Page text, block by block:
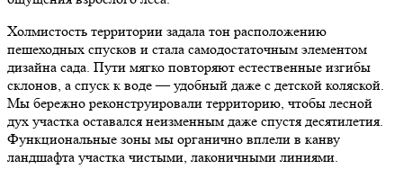
Холмистость территории задала тон расположению
пешеходных спусков и стала самодостаточным элементом
дизайна сада. Пути мягко повторяют естественные изгибы
склонов, а спуск к воде — удобный даже с детской коляской.
Мы бережно реконструировали территорию, чтобы лесной
дух участка оставался неизменным даже спустя десятилетия.
Функциональные зоны мы органично вплели в канву
ландшафта участка чистыми, лаконичными линиями.